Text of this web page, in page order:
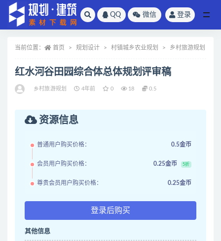
QQ 微信 登录
当前位置： 首页 规划设计 村镇城乡农业规划 乡村旅游规划
红水河谷田园综合体总体规划评审稿
乡村旅游规划 4年前 0 18 0.5
资源信息
普通用户购买价格： 0.5金币
会员用户购买价格： 0.25金币 5折
尊贵会员用户购买价格： 0.25金币
登录后购买
其他信息
全部